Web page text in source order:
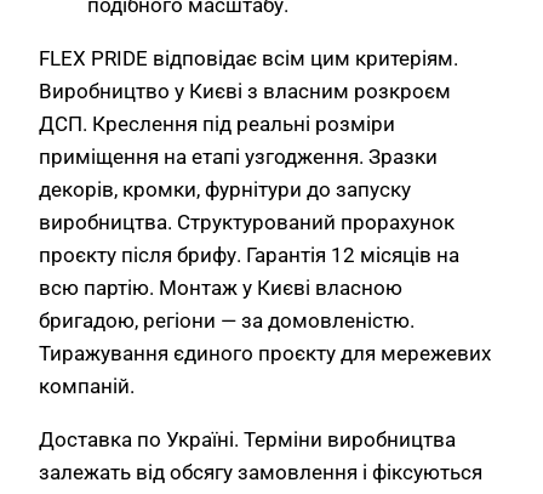
подібного масштабу.
FLEX PRIDE відповідає всім цим критеріям.
Виробництво у Києві з власним розкроєм
ДСП. Креслення під реальні розміри
приміщення на етапі узгодження. Зразки
декорів, кромки, фурнітури до запуску
виробництва. Структурований прорахунок
проєкту після брифу. Гарантія 12 місяців на
всю партію. Монтаж у Києві власною
бригадою, регіони — за домовленістю.
Тиражування єдиного проєкту для мережевих
компаній.
Доставка по Україні. Терміни виробництва
залежать від обсягу замовлення і фіксуються